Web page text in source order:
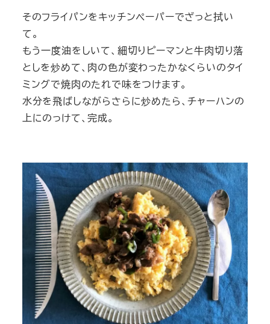
そのフライパンをキッチンペーパーでざっと拭い
て。
もう一度油をしいて、細切りピーマンと牛肉切り落
としを炒めて、肉の色が変わったかなくらいのタイ
ミングで焼肉のたれで味をつけます。
水分を飛ばしながらさらに炒めたら、チャーハンの
上にのっけて、完成。